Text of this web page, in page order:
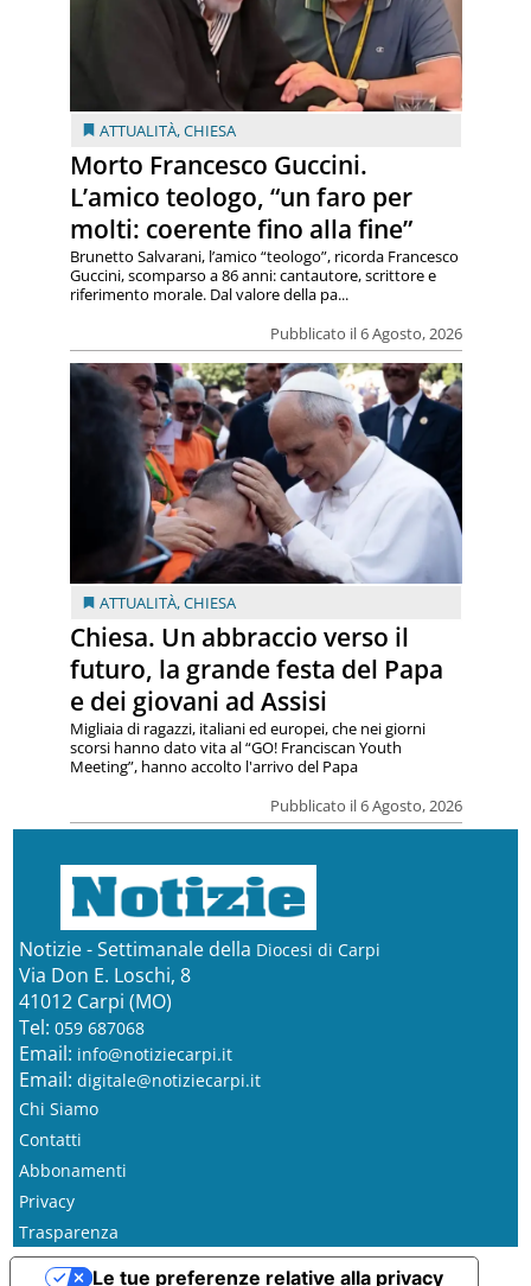
ATTUALITÀ,CHIESA
Morto Francesco Guccini.
L’amico teologo, “un faro per
molti: coerente fino alla fine”
Pubblicato il 6 Agosto, 2026
Brunetto Salvarani, l’amico “teologo”, ricorda Francesco
Guccini, scomparso a 86 anni: cantautore, scrittore e
riferimento morale. Dal valore della pa...
ATTUALITÀ,CHIESA
Chiesa. Un abbraccio verso il
futuro, la grande festa del Papa
e dei giovani ad Assisi
Pubblicato il 6 Agosto, 2026
Migliaia di ragazzi, italiani ed europei, che nei giorni
scorsi hanno dato vita al “GO! Franciscan Youth
Meeting”, hanno accolto l'arrivo del Papa
Notizie - Settimanale della Diocesi di Carpi
Via Don E. Loschi, 8
41012 Carpi (MO)
Tel: 059 687068
Email: info@notiziecarpi.it
Email: digitale@notiziecarpi.it
Chi Siamo
Contatti
Abbonamenti
Privacy
Trasparenza
Le tue preferenze relative alla privacy